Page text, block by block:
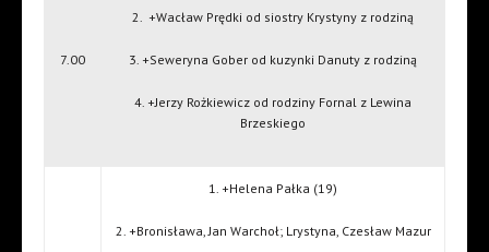
7.00
2. +Wacław Prędki od siostry Krystyny z rodziną
3. +Seweryna Gober od kuzynki Danuty z rodziną
4. +Jerzy Rożkiewicz od rodziny Fornal z Lewina
Brzeskiego
1. +Helena Pałka (19)
2. +Bronisława, Jan Warchoł; Lrystyna, Czesław Mazur